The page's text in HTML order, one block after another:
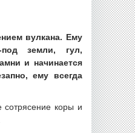
вулкана. Ему
земли, гул,
и начинается
ему всегда
коры и